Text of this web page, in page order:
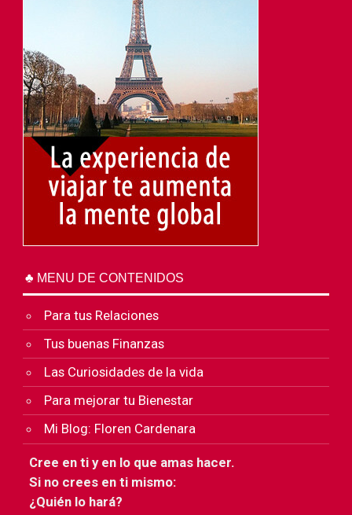
♣ MENU DE CONTENIDOS
Para tus Relaciones
Tus buenas Finanzas
Las Curiosidades de la vida
Para mejorar tu Bienestar
Mi Blog: Floren Cardenara
Cree en ti y en lo que amas hacer.
Si no crees en ti mismo:
¿Quién lo hará?